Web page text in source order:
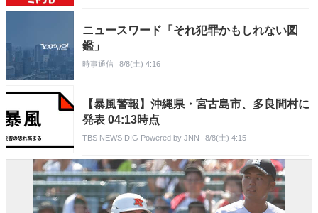
ニュースワード「それ犯罪かもしれない図
鑑」
時事通信 8/8(土) 4:16
【暴風警報】沖縄県・宮古島市、多良間村に
発表 04:13時点
TBS NEWS DIG Powered by JNN 8/8(土) 4:15